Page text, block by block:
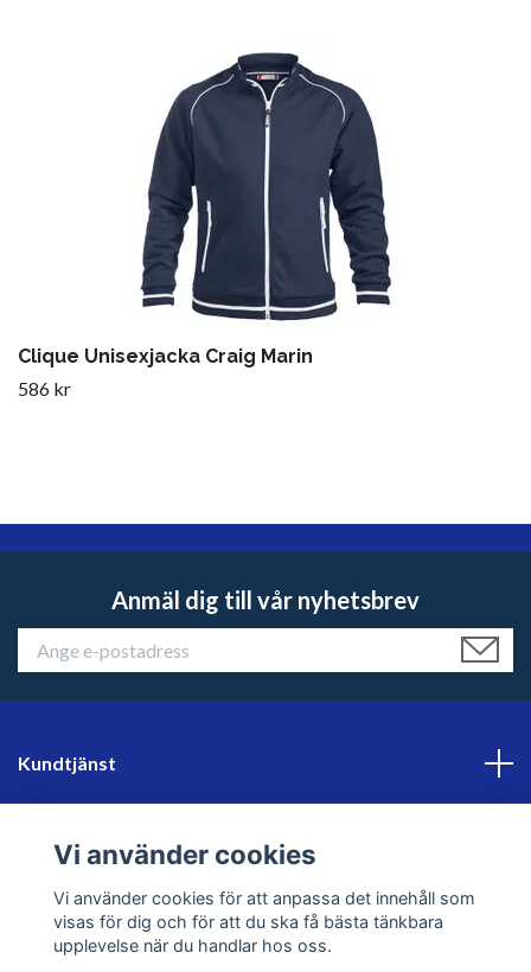
Clique Unisexjacka Craig Marin
586 kr
Anmäl dig till vår nyhetsbrev
Kundtjänst
Sociala medier
Vi använder cookies
Vi använder cookies för att anpassa det innehåll som
visas för dig och för att du ska få bästa tänkbara
upplevelse när du handlar hos oss.